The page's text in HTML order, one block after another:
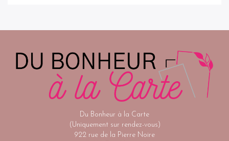
Du Bonheur à la Carte
(Uniquement sur rendez-vous)
922 rue de la Pierre Noire